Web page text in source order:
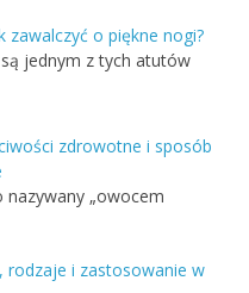
zawalczyć o piękne nogi?
jednym z tych atutów
zdrowotne i sposób
„owocem
rodzaje i zastosowanie w